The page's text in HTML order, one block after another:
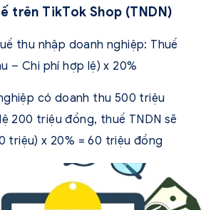
trên TikTok Shop (TNDN)
thu nhập doanh nghiệp: Thuế
– Chi phí hợp lệ) x 20%
có doanh thu 500 triệu
200 triệu đồng, thuế TNDN sẽ
triệu) x 20% = 60 triệu đồng